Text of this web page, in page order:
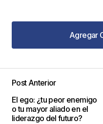
Agregar
Agregar
publicada. Los
marcados con*
Post Anterior
El ego: ¿tu peor enemigo
o tu mayor aliado en el
liderazgo del futuro?